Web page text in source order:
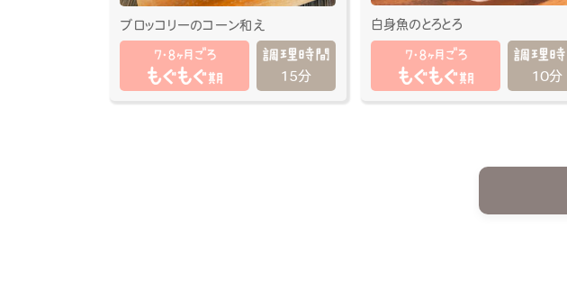
ブロッコリーのコーン和え
15分
白身魚のとろとろ
10分